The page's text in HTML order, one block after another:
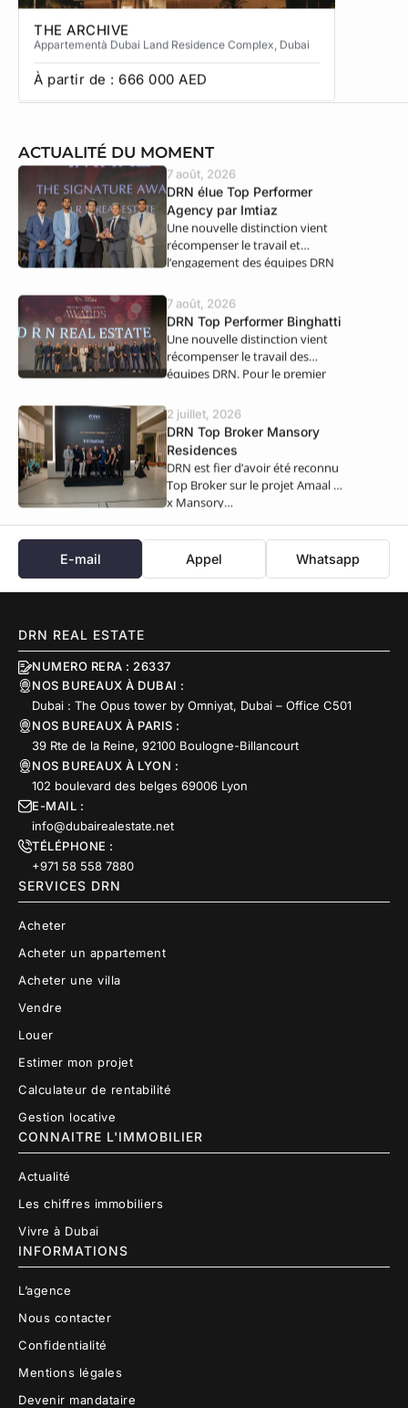
THE ARCHIVE
Appartementà Dubai Land Residence Complex , Dubai
À partir de : 666 000 AED
ACTUALITÉ DU MOMENT
7 août, 2026
DRN élue Top Performer
Agency par Imtiaz
Une nouvelle distinction vient
récompenser le travail et
l’engagement des équipes DRN
7 août, 2026
DRN Top Performer Binghatti
Une nouvelle distinction vient
récompenser le travail des
équipes DRN. Pour le premier
2 juillet, 2026
DRN Top Broker Mansory
Residences
DRN est fier d’avoir été reconnu
Top Broker sur le projet Amaal 8
x Mansory…
E-mail Appel Whatsapp
DRN REAL ESTATE
NUMERO RERA : 26337
NOS BUREAUX À DUBAI :
Dubai : The Opus tower by Omniyat, Dubai – Office C501
NOS BUREAUX À PARIS :
39 Rte de la Reine, 92100 Boulogne-Billancourt
NOS BUREAUX À LYON :
102 boulevard des belges 69006 Lyon
E-MAIL :
info@dubairealestate.net
TÉLÉPHONE :
+971 58 558 7880
SERVICES DRN
Acheter
Acheter un appartement
Acheter une villa
Vendre
Louer
Estimer mon projet
Calculateur de rentabilité
Gestion locative
CONNAITRE L'IMMOBILIER
Actualité
Les chiffres immobiliers
Vivre à Dubai
INFORMATIONS
L’agence
Nous contacter
Confidentialité
Mentions légales
Devenir mandataire